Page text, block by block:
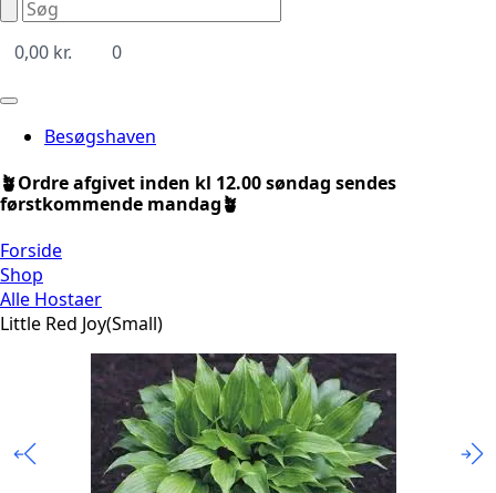
0,00 kr. 0
Besøgshaven
🪴Ordre afgivet inden kl 12.00 søndag sendes
førstkommende mandag🪴
Forside
Shop
Alle Hostaer
Little Red Joy(Small)